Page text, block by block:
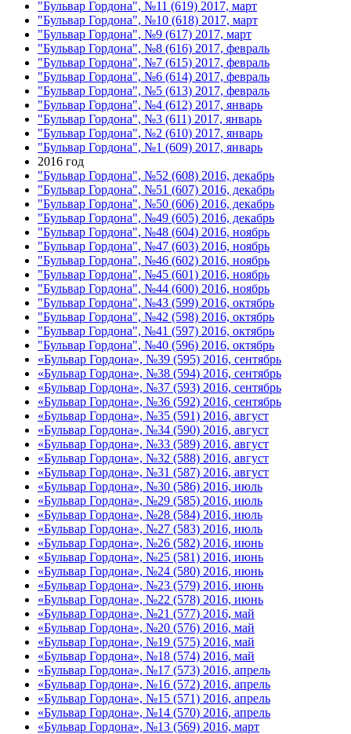
"Бульвар Гордона", №11 (619) 2017, март
"Бульвар Гордона", №10 (618) 2017, март
"Бульвар Гордона", №9 (617) 2017, март
"Бульвар Гордона", №8 (616) 2017, февраль
"Бульвар Гордона", №7 (615) 2017, февраль
"Бульвар Гордона", №6 (614) 2017, февраль
"Бульвар Гордона", №5 (613) 2017, февраль
"Бульвар Гордона", №4 (612) 2017, январь
"Бульвар Гордона", №3 (611) 2017, январь
"Бульвар Гордона", №2 (610) 2017, январь
"Бульвар Гордона", №1 (609) 2017, январь
2016 год
"Бульвар Гордона", №52 (608) 2016, декабрь
"Бульвар Гордона", №51 (607) 2016, декабрь
"Бульвар Гордона", №50 (606) 2016, декабрь
"Бульвар Гордона", №49 (605) 2016, декабрь
"Бульвар Гордона", №48 (604) 2016, ноябрь
"Бульвар Гордона", №47 (603) 2016, ноябрь
"Бульвар Гордона", №46 (602) 2016, ноябрь
"Бульвар Гордона", №45 (601) 2016, ноябрь
"Бульвар Гордона", №44 (600) 2016, ноябрь
"Бульвар Гордона", №43 (599) 2016, октябрь
"Бульвар Гордона", №42 (598) 2016, октябрь
"Бульвар Гордона", №41 (597) 2016, октябрь
"Бульвар Гордона", №40 (596) 2016, октябрь
«Бульвар Гордона», №39 (595) 2016, сентябрь
«Бульвар Гордона», №38 (594) 2016, сентябрь
«Бульвар Гордона», №37 (593) 2016, сентябрь
«Бульвар Гордона», №36 (592) 2016, сентябрь
«Бульвар Гордона», №35 (591) 2016, август
«Бульвар Гордона», №34 (590) 2016, август
«Бульвар Гордона», №33 (589) 2016, август
«Бульвар Гордона», №32 (588) 2016, август
«Бульвар Гордона», №31 (587) 2016, август
«Бульвар Гордона», №30 (586) 2016, июль
«Бульвар Гордона», №29 (585) 2016, июль
«Бульвар Гордона», №28 (584) 2016, июль
«Бульвар Гордона», №27 (583) 2016, июль
«Бульвар Гордона», №26 (582) 2016, июнь
«Бульвар Гордона», №25 (581) 2016, июнь
«Бульвар Гордона», №24 (580) 2016, июнь
«Бульвар Гордона», №23 (579) 2016, июнь
«Бульвар Гордона», №22 (578) 2016, июнь
«Бульвар Гордона», №21 (577) 2016, май
«Бульвар Гордона», №20 (576) 2016, май
«Бульвар Гордона», №19 (575) 2016, май
«Бульвар Гордона», №18 (574) 2016, май
«Бульвар Гордона», №17 (573) 2016, апрель
«Бульвар Гордона», №16 (572) 2016, апрель
«Бульвар Гордона», №15 (571) 2016, апрель
«Бульвар Гордона», №14 (570) 2016, апрель
«Бульвар Гордона», №13 (569) 2016, март